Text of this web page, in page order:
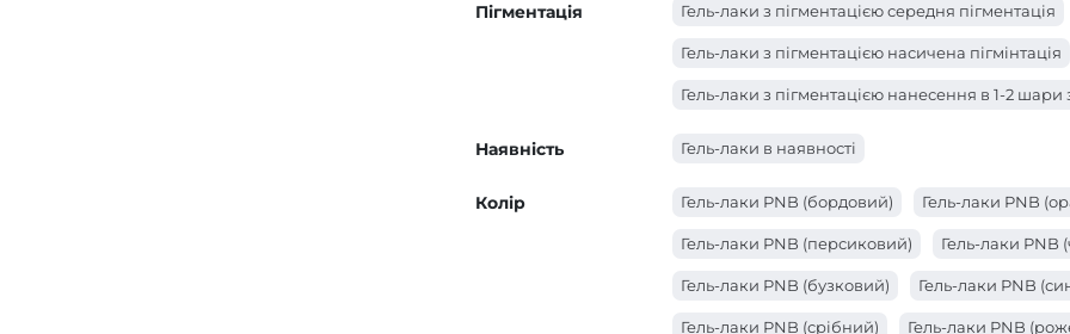
Пігментація Гель-лаки з пігментацією середня пігментація
Гель-лаки з пігментацією насичена пігмінтація
Гель-лаки з пігментацією нанесення в 1-2
Наявність Гель-лаки в наявності
Колір Гель-лаки PNB (бордовий) Гель-лаки PNB
Гель-лаки PNB (персиковий) Гель-лаки PNB
Гель-лаки PNB (бузковий) Гель-лаки PNB
Гель-лаки PNB (срібний) Гель-лаки PNB